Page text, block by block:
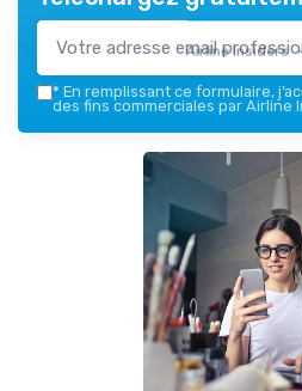
Airline Insiders
* En remplissant ce formulaire,
des fins commerciales par Airline